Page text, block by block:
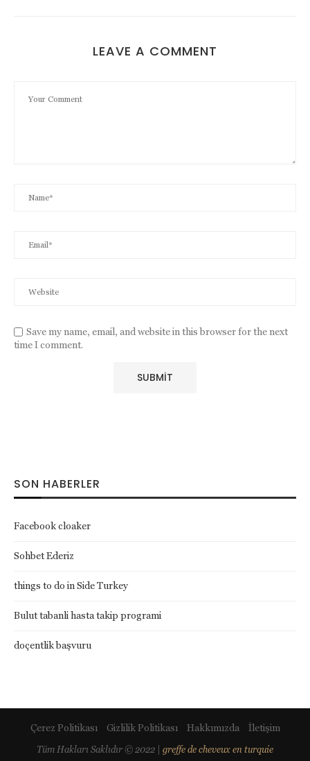
LEAVE A COMMENT
Save my name, email, and website in this browser for the next
time I comment.
SON HABERLER
Facebook cloaker
Sohbet Ederiz
things to do in Side Turkey
Bulut tabanli hasta takip programi
doçentlik başvuru
Çerez Politikası Gizlilik Politikası Hakkımızda İletişim
Tüm Hakları Saklıdır © 2022 | greffe de cheveux en turquie